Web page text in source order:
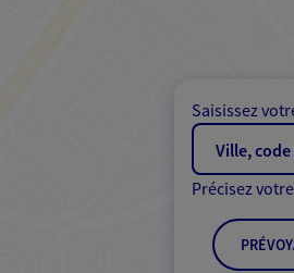
Saisissez
Précisez